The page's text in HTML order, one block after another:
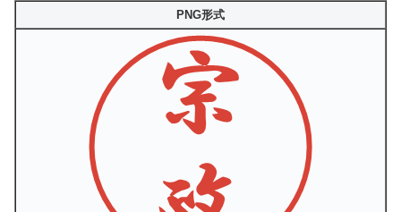
PNG形式